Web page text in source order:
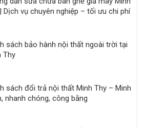
Dịch vụ chuyên nghiệp – tối ưu chi phí
sách bảo hành nội thất ngoài trời tại
Thy
sách đổi trả nội thất Minh Thy – Minh
nhanh chóng, công bằng